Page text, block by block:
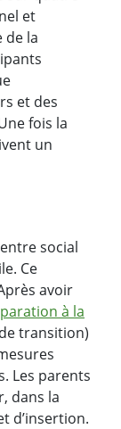
et
de la
et des
fois la
un
social
Ce
avoir
à la
transition)
Les parents
dans la
d’insertion.